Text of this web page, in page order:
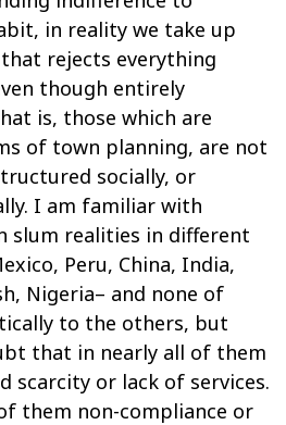
in reality we take up
rejects everything
though entirely
is, those which are
of town planning, are not
socially, or
I am familiar with
slum realities in different
Peru, China, India,
Nigeria– and none of
to the others, but
that in nearly all of them
scarcity or lack of services.
them non-compliance or